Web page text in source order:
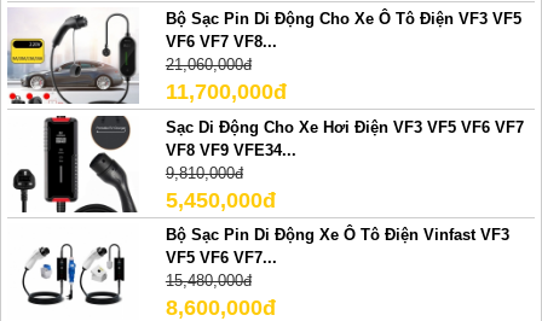
Bộ Sạc Pin Di Động Cho Xe Ô Tô Điện VF3 VF5
VF6 VF7 VF8...
21,060,000đ
11,700,000đ
Sạc Di Động Cho Xe Hơi Điện VF3 VF5 VF6 VF7
VF8 VF9 VFE34...
9,810,000đ
5,450,000đ
Bộ Sạc Pin Di Động Xe Ô Tô Điện Vinfast VF3
VF5 VF6 VF7...
15,480,000đ
8,600,000đ